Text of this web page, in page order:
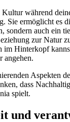
während
Sie ermöglicht es
sondern auch ein
zur Natur
Hinterkopf
angehen.
Aspekten
dass
spielt.
und